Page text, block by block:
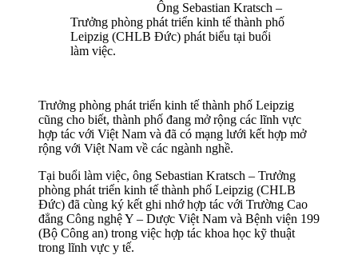
Ông Sebastian Kratsch –
Trưởng phòng phát triển kinh tế thành phố
Leipzig (CHLB Đức) phát biểu tại buổi
làm việc.
Trưởng phòng phát triển kinh tế thành phố Leipzig
cũng cho biết, thành phố đang mở rộng các lĩnh vực
hợp tác với Việt Nam và đã có mạng lưới kết hợp mở
rộng với Việt Nam về các ngành nghề.
Tại buổi làm việc, ông Sebastian Kratsch – Trưởng
phòng phát triển kinh tế thành phố Leipzig (CHLB
Đức) đã cùng ký kết ghi nhớ hợp tác với Trường Cao
đẳng Công nghệ Y – Dược Việt Nam và Bệnh viện 199
(Bộ Công an) trong việc hợp tác khoa học kỹ thuật
trong lĩnh vực y tế.